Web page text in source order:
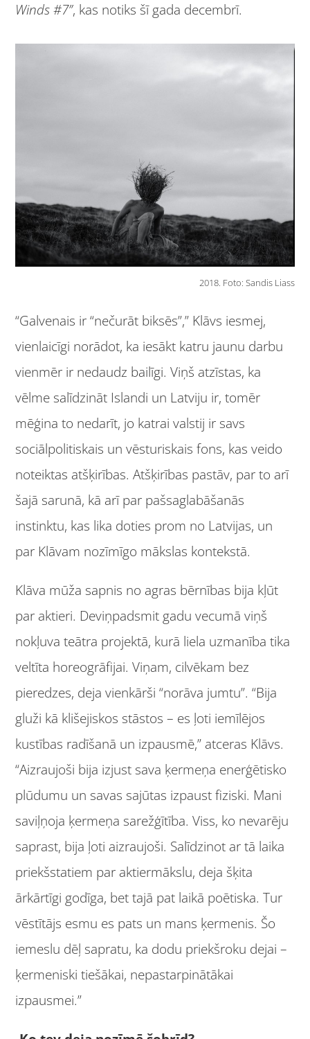
Winds #7”, kas notiks šī gada decembrī.
2018. Foto: Sandis Liass
“Galvenais ir “nečurāt biksēs”,” Klāvs iesmej,
vienlaicīgi norādot, ka iesākt katru jaunu darbu
vienmēr ir nedaudz bailīgi. Viņš atzīstas, ka
vēlme salīdzināt Islandi un Latviju ir, tomēr
mēģina to nedarīt, jo katrai valstij ir savs
sociālpolitiskais un vēsturiskais fons, kas veido
noteiktas atšķirības. Atšķirības pastāv, par to arī
šajā sarunā, kā arī par pašsaglabāšanās
instinktu, kas lika doties prom no Latvijas, un
par Klāvam nozīmīgo mākslas kontekstā.
Klāva mūža sapnis no agras bērnības bija kļūt
par aktieri. Deviņpadsmit gadu vecumā viņš
nokļuva teātra projektā, kurā liela uzmanība tika
veltīta horeogrāfijai. Viņam, cilvēkam bez
pieredzes, deja vienkārši “norāva jumtu”. “Bija
gluži kā klišejiskos stāstos – es ļoti iemīlējos
kustības radīšanā un izpausmē,” atceras Klāvs.
“Aizraujoši bija izjust sava ķermeņa enerģētisko
plūdumu un savas sajūtas izpaust fiziski. Mani
saviļņoja ķermeņa sarežģītība. Viss, ko nevarēju
saprast, bija ļoti aizraujoši. Salīdzinot ar tā laika
priekšstatiem par aktiermākslu, deja šķita
ārkārtīgi godīga, bet tajā pat laikā poētiska. Tur
vēstītājs esmu es pats un mans ķermenis. Šo
iemeslu dēļ sapratu, ka dodu priekšroku dejai –
ķermeniski tiešākai, nepastarpinātākai
izpausmei.”